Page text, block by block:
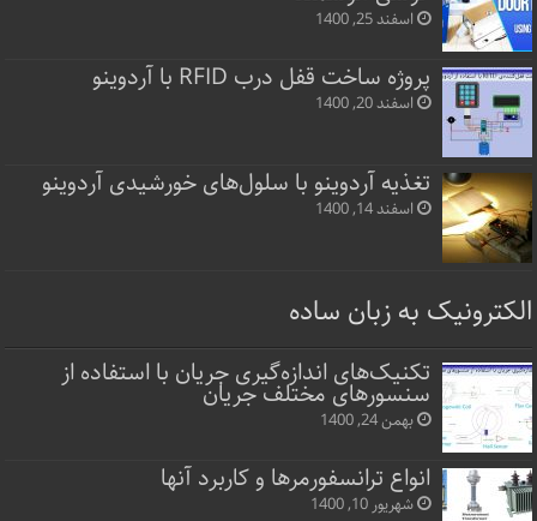
اسفند 25, 1400
پروژه ساخت قفل‌ درب RFID با آردوینو
اسفند 20, 1400
تغذیه آردوینو با سلول‌های خورشیدی آردوینو
اسفند 14, 1400
الکترونیک به زبان ساده
تکنیک‌های اندازه‌گیری جریان با استفاده از
سنسورهای مختلف جریان
بهمن 24, 1400
انواع ترانسفورمرها و کاربرد آنها
شهریور 10, 1400